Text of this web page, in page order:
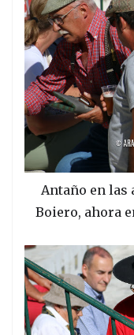
Antaño en las
Boiero, ahora